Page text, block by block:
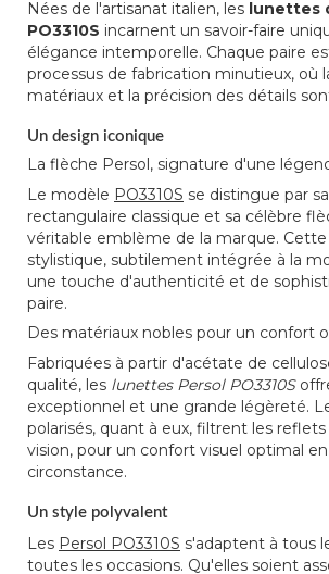
Nées de l'artisanat italien, les lunettes
PO3310S incarnent un savoir-faire
élégance intemporelle. Chaque paire
processus de fabrication minutieux, où
matériaux et la précision des détails
Un design iconique
La flèche Persol, signature d'une
Le modèle PO3310S se distingue par
rectangulaire classique et sa célèbre
véritable emblème de la marque.
stylistique, subtilement intégrée à la
une touche d'authenticité et de
paire.
Des matériaux nobles pour un confort
Fabriquées à partir d'acétate de
qualité, les lunettes Persol PO3310S
exceptionnel et une grande légèreté.
polarisés, quant à eux, filtrent les
vision, pour un confort visuel optimal
circonstance.
Un style polyvalent
Les Persol PO3310S s'adaptent à tous
toutes les occasions. Qu'elles soient